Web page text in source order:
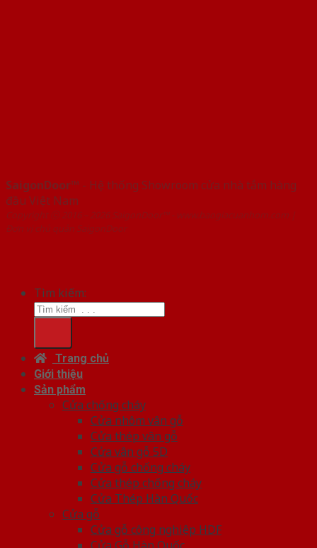
SaigonDoor™ - Hệ thống Showroom cửa nhà tắm hàng
đầu Việt Nam
Copyright ⓒ 2016 – 2026 SaigonDoor™ - www.baogiacuanhom.com |
Đơn vị chủ quản SaigonDoor
Tìm kiếm:
Trang chủ
Giới thiệu
Sản phẩm
Cửa chống cháy
Cửa nhôm vân gỗ
Cửa thép vân gỗ
Cửa vân gỗ 5D
Cửa gỗ chống cháy
Cửa thép chống cháy
Cửa Thép Hàn Quốc
Cửa gỗ
Cửa gỗ công nghiệp HDF
Cửa Gỗ Hàn Quốc